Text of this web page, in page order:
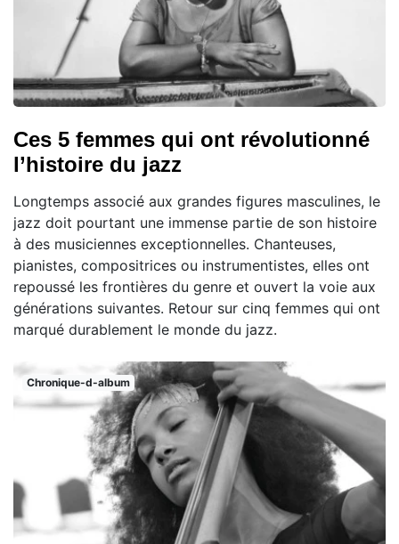
Ces 5 femmes qui ont révolutionné
l’histoire du jazz
Longtemps associé aux grandes figures masculines, le
jazz doit pourtant une immense partie de son histoire
à des musiciennes exceptionnelles. Chanteuses,
pianistes, compositrices ou instrumentistes, elles ont
repoussé les frontières du genre et ouvert la voie aux
générations suivantes. Retour sur cinq femmes qui ont
marqué durablement le monde du jazz.
Chronique-d-album